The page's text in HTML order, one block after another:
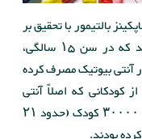
بالتیمور با تحقیق بر
روی ۱۶۴۰۰۰ پسربچه در آمریکا دریافتند که در سن ۱۵ سالگی،
که در دوران کودکی خود حداقل ۷ بار آنتی بیوتیک مصرف کرده
بیشتر از کودکانی که اصلاً آنتی
بیوتیک مصرف نکرده اند وزن دارند. تقریبا ۳۰۰۰۰ کودک (حدود ۲۱